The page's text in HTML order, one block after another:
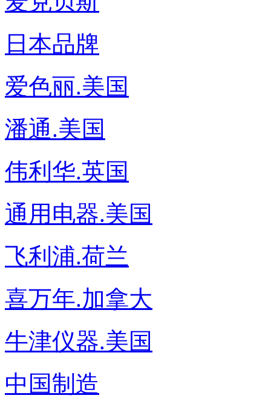
日本品牌
爱色丽.美国
潘通.美国
伟利华.英国
通用电器.美国
飞利浦.荷兰
喜万年.加拿大
牛津仪器.美国
中国制造